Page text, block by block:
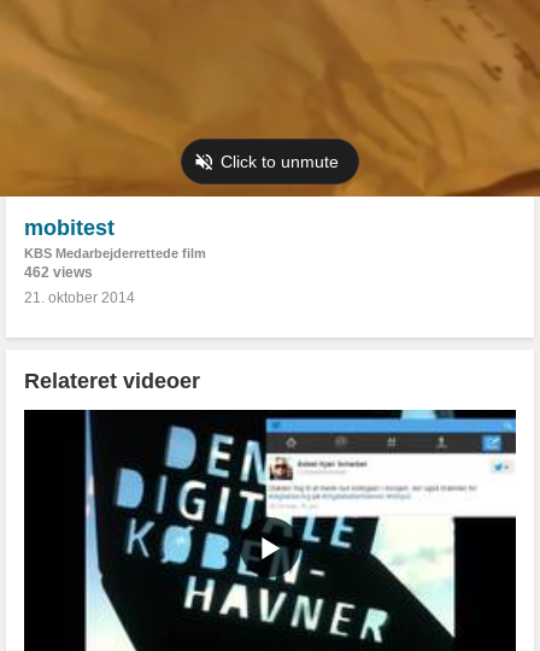
mobitest
KBS Medarbejderrettede film
462 views
21. oktober 2014
Relateret videoer